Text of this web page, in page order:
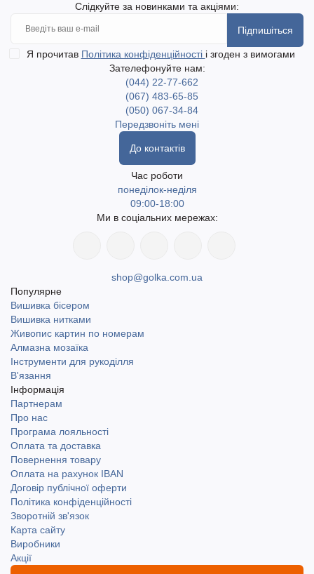
Слідкуйте за новинками та акціями:
Підпишіться
Я прочитав Політика конфіденційності і згоден з вимогами
Зателефонуйте нам:
(044) 22-77-662
(067) 483-65-85
(050) 067-34-84
Передзвоніть мені
До контактів
Час роботи
понеділок-неділя
09:00-18:00
Ми в соціальних мережах:
shop@golka.com.ua
Популярне
Вишивка бісером
Вишивка нитками
Живопис картин по номерам
Алмазна мозаїка
Інструменти для рукоділля
В'язання
Інформація
Партнерам
Про нас
Програма лояльності
Оплата та доставка
Повернення товару
Оплата на рахунок IBAN
Договір публічної оферти
Політика конфіденційності
Зворотній зв'язок
Карта сайту
Виробники
Акції